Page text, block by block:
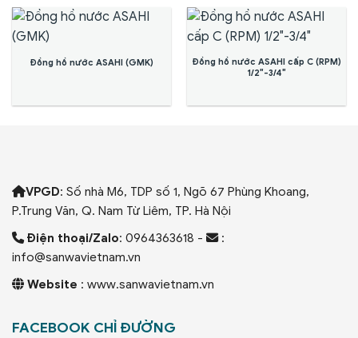
Đồng hồ nước ASAHI (GMK)
Đồng hồ nước ASAHI cấp C (RPM)
1/2″-3/4″
VPGD: Số nhà M6, TDP số 1, Ngõ 67 Phùng Khoang,
P.Trung Văn, Q. Nam Từ Liêm, TP. Hà Nội
Điện thoại/Zalo: 0964363618 -
:
info@sanwavietnam.vn
Website : www.sanwavietnam.vn
FACEBOOK CHỈ ĐƯỜNG